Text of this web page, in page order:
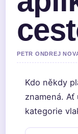
PETR ONDREJ
Kdo někdy
znamená.
kategorie